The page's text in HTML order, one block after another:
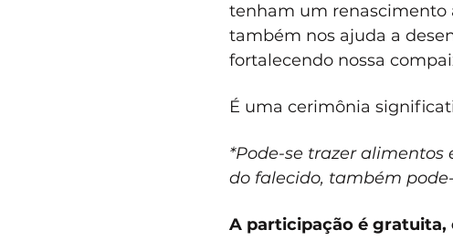
tenham um renascimento
também nos ajuda a
fortalecendo nossa
É uma cerimônia
*Pode-se trazer alimentos
do falecido, também
A participação é gratuita,